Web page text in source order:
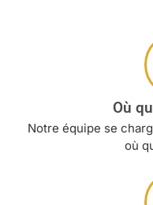
Où
Notre équipe se
où